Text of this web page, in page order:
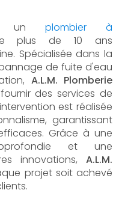
unplombier à
plus de 10 ans
Spécialisée dans la
de fuite d'eau
A.L.M. Plomberie
des services de
est réalisée
garantissant
Grâce à une
et une
innovations, A.L.M.
projet soit achevé